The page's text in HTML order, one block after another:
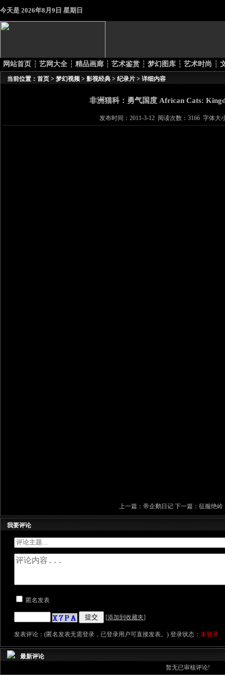
今天是 2026年8月9日 星期日
网站首页 ┆ 艺网大全 ┆ 精品画廊 ┆ 艺术鉴赏 ┆ 梦幻图库 ┆ 艺术时尚 ┆
当前位置：首页>梦幻视频>影视经典>纪录片> 详细内容
非洲猫科：勇气国度 African Cats:
发布时间：2011-3-12 阅读次数：3166 字体大
上一篇： 帝企鹅日记 下一篇： 征服绝岭
我要评论
匿名发表
[添加到收藏夹]
发表评论：(匿名发表无需登录，已登录用户可直接发表。) 登录状态： 未登录
最新评论
暂无已审核评论!